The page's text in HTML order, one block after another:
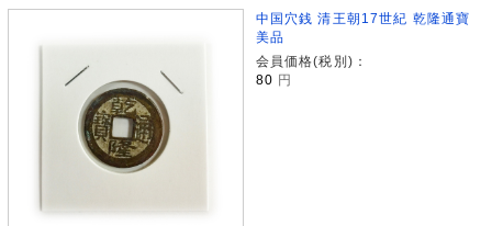
中国穴銭 清王朝17世紀 乾隆通寶
美品
会員価格(税別)：
80 円